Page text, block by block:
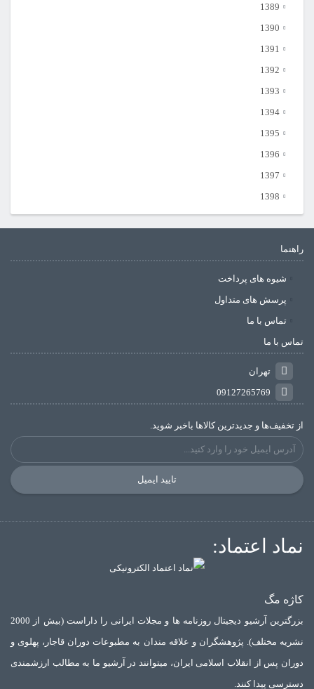
1389
1390
1391
1392
1393
1394
1395
1396
1397
1398
راهنما
شیوه های پرداخت
پرسش های متداول
تماس با ما
تماس با ما
تهران
09127265769
از تخفیف‌ها و جدیدترین‌ کالاها باخبر شوید.
تایید ایمیل
نماد اعتماد:
کاژه مگ
بزرگترین آرشیو دیجیتال روزنامه ها و مجلات ایرانی را داراست (بیش از 2000
نشریه مختلف). پژوهشگران و علاقه مندان به مطبوعات دوران قاجار، پهلوی و
دوران پس از انقلاب اسلامی ایران، میتوانند در آرشیو ما به مطالب ارزشمندی
دسترسی پیدا کنند.